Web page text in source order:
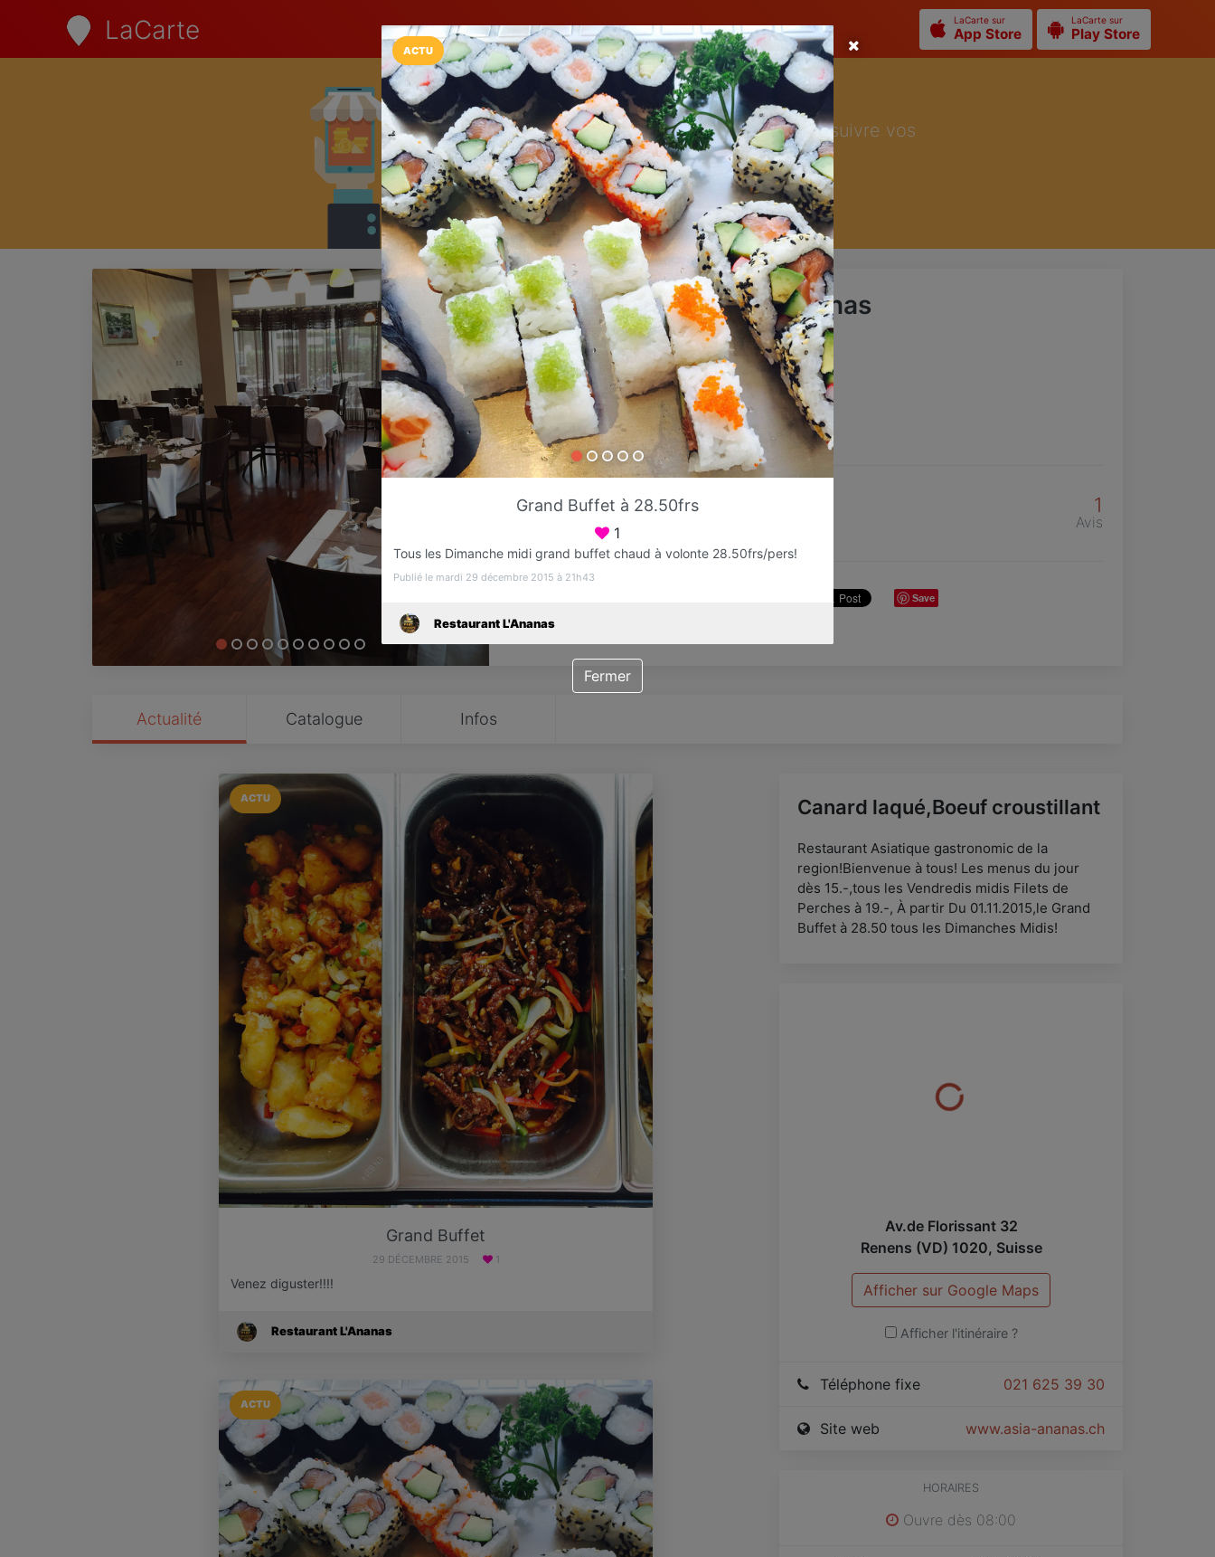
LaCarte LaCarte sur
App Store
LaCarte sur
Play Store
Installez l'App LaCarte
Téléchargez gratuitement l'app LaCarte pour suivre vos
commerces favoris et ne rien rater !
Télécharger Plus tard
Restaurant L'Ananas
Restaurant asiatique
Renens (VD)
Favori Contacter
Ouvre dès 08:00 1
Avis
Save
Actualité Catalogue Infos
ACTU
Grand Buffet
29 DÉCEMBRE 2015 1
Venez diguster!!!!
Restaurant L'Ananas
ACTU
Canard laqué,Boeuf croustillant
Restaurant Asiatique gastronomic de la
region!Bienvenue à tous! Les menus du jour
dès 15.-,tous les Vendredis midis Filets de
Perches à 19.-, À partir Du 01.11.2015,le Grand
Buffet à 28.50 tous les Dimanches Midis!
Av.de Florissant 32
Renens (VD) 1020, Suisse
Afficher sur Google Maps
Afficher l'itinéraire ?
021 625 39 30
Téléphone fixe
www.asia-ananas.ch
Site web
HORAIRES
Ouvre dès 08:00
ACTU
Grand Buffet à 28.50frs
1
Tous les Dimanche midi grand buffet chaud à volonte 28.50frs/pers!
Publié le mardi 29 décembre 2015 à 21h43
Restaurant L'Ananas
Fermer